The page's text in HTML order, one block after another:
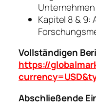
Kapitel 8 & 9:
Vollständigen
https://
Abschließende